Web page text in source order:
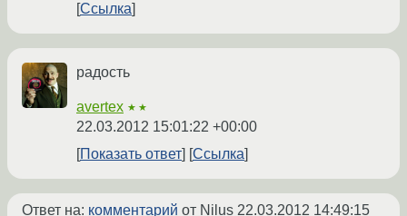
Ссылка
радость
avertex ★★
22.03.2012 15:01:22 +00:00
Показать ответ
Ссылка
Ответ на: комментарий от Nilus 22.03.2012 14:49:15